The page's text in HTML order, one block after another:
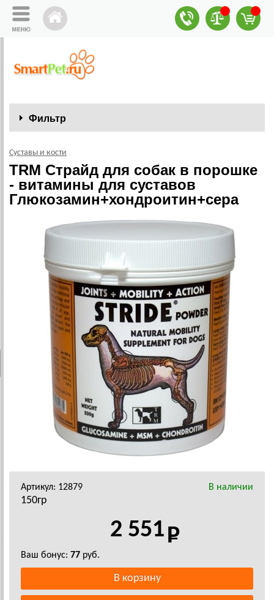
Фильтр
Суставы и кости
TRM Страйд для собак в порошке
- витамины для суставов
Глюкозамин+хондроитин+сера
Артикул: 12879 В наличии
150гр
2 551
Ваш бонус: 77 руб.